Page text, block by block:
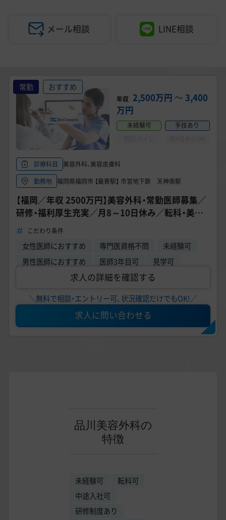
メール相談 LINE相談
常勤 おすすめ
年収 2,500万円 〜 3,400
万円
未経験可
手技あり
診療科目
美容外科、美容皮膚科
勤務地 福岡県福岡市 【最寄駅】 市営地下鉄 天神南駅
【福岡／年収 2500万円】美容外科・常勤医師募集／
研修・福利厚生充実／月8～10日休み／転科・美容
未経験も歓迎《品川美容外科 福岡院》
こだわり条件
女性医師におすすめ 専門医資格不問
未経験可
男性医師におすすめ
医師3年目可 見学可
求人の詳細を確認する
＼無料で相談・エントリー可、状況確認だけでもOK!／
求人に問い合わせる
品川美容外科の
特徴
未経験可
転科可
中途入社可
研修制度あり